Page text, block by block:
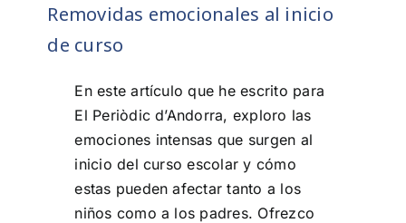
Removidas emocionales al inicio
de curso
En este artículo que he escrito para
El Periòdic d’Andorra, exploro las
emociones intensas que surgen al
inicio del curso escolar y cómo
estas pueden afectar tanto a los
niños como a los padres. Ofrezco